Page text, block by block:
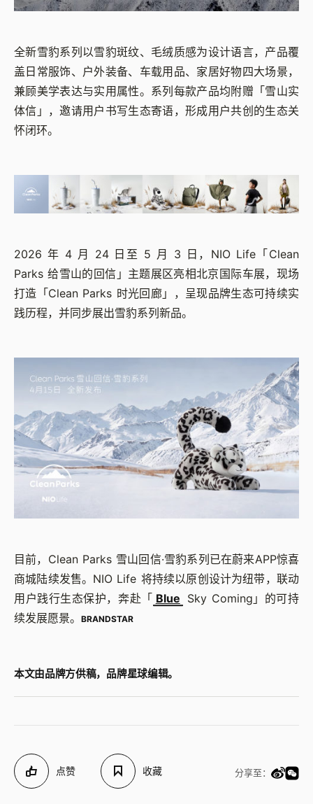
全新雪豹系列以雪豹斑纹、毛绒质感为设计语言，产品覆
盖日常服饰、户外装备、车载用品、家居好物四大场景，
兼顾美学表达与实用属性。系列每款产品均附赠「雪山实
体信」，邀请用户书写生态寄语，形成用户共创的生态关
怀闭环。
2026 年 4 月 24 日至 5 月 3 日，NIO Life「Clean
Parks 给雪山的回信」主题展区亮相北京国际车展，现场
打造 「Clean Parks 时光回廊 」
，呈现品牌生态可持续实
践历程，并同步展出雪豹系列新品。
目前，Clean Parks 雪山回信·雪豹系列已在蔚来APP惊喜
商城陆续发售。NIO Life 将持续以原创设计为纽带，联动
用户践行生态保护，奔赴 「 Blue Sky Coming 」 的可持
续发展愿景。
BRANDSTAR
本文由品牌方供稿，品牌星球编辑。
点赞 收藏 分享至：